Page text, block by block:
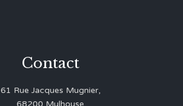
Contact
61 Rue Jacques Mugnier,